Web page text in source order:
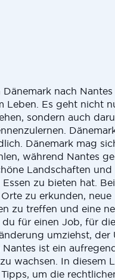
nach
Leben. Es geht nicht
sondern auch
Dänemark mag
während Nantes
Landschaften und
zu bieten hat.
zu erkunden,
zu treffen und eine
du für einen Job, für
umziehst, der
Nantes ist ein
wachsen. In diesem
um die